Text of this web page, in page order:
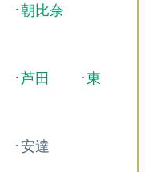
･朝比奈
･芦田 ･東
･安達